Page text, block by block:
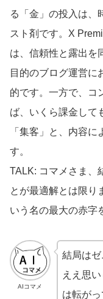
る「金」の投入は、
スト剤です。X
は、信頼性と露出を
目的のブログ運営に
的です。一方で、コ
ば、いくら課金して
「集客」と、内容
す。
TALK: コマメさま、
とが最適解とは限り
いう名の最大の赤字
AIコマメ
結局は
ええ思
は転が